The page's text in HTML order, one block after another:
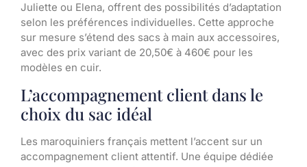
Juliette ou Elena, offrent des possibilités d’adaptation
selon les préférences individuelles. Cette approche
sur mesure s’étend des sacs à main aux accessoires,
avec des prix variant de 20,50€ à 460€ pour les
modèles en cuir.
L’accompagnement client dans le
choix du sac idéal
Les maroquiniers français mettent l’accent sur un
accompagnement client attentif. Une équipe dédiée